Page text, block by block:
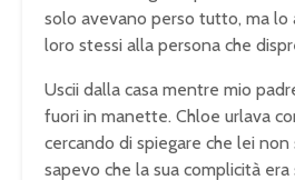
solo avevano perso tutto, ma lo
loro stessi alla persona che
Uscii dalla casa mentre mio
fuori in manette. Chloe urlava
cercando di spiegare che lei non
sapevo che la sua complicità